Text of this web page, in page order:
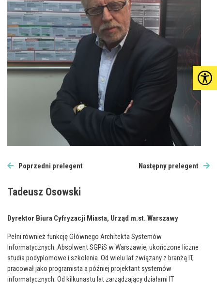
Poprzedni prelegent Następny prelegent
Tadeusz Osowski
Dyrektor Biura Cyfryzacji Miasta, Urząd m.st. Warszawy
Pełni również funkcję Głównego Architekta Systemów
Informatycznych. Absolwent SGPiS w Warszawie, ukończone liczne
studia podyplomowe i szkolenia. Od wielu lat związany z branżą IT,
pracował jako programista a później projektant systemów
informatycznych. Od kilkunastu lat zarządzający działami IT